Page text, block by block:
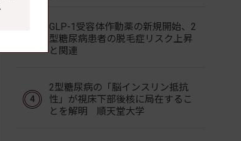
GLP-1受容体作動薬の新規開始、2
型糖尿病患者の脱毛症リスク上昇
と関連
2型糖尿病の「脳インスリン抵抗
性」が視床下部後核に局在するこ
とを解明 順天堂大学